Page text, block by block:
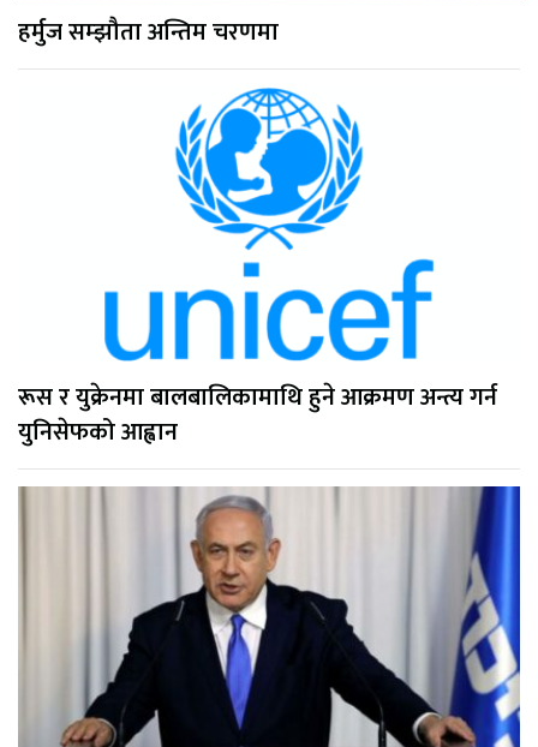
हर्मुज सम्झौता अन्तिम चरणमा
रूस र युक्रेनमा बालबालिकामाथि हुने आक्रमण अन्त्य गर्न
युनिसेफको आह्वान